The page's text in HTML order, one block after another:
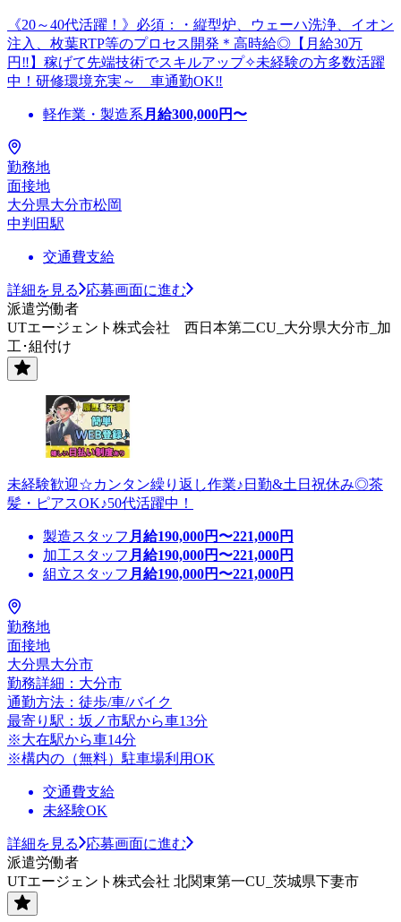
《20～40代活躍！》必須：・縦型炉、ウェーハ洗浄、イオン
注入、枚葉RTP等のプロセス開発＊高時給◎【月給30万
円‼】稼げて先端技術でスキルアップ✧未経験の方多数活躍
中！研修環境充実～ 車通勤OK‼
軽作業・製造系 月給300,000円〜
勤務地
面接地
大分県大分市松岡
中判田駅
交通費支給
詳細を見る
応募画面に進む
派遣労働者
UTエージェント株式会社 西日本第二CU_大分県大分市_加
工･組付け
未経験歓迎☆カンタン繰り返し作業♪日勤&土日祝休み◎茶
髪・ピアスOK♪50代活躍中！
製造スタッフ 月給190,000円〜221,000円
加工スタッフ 月給190,000円〜221,000円
組立スタッフ 月給190,000円〜221,000円
勤務地
面接地
大分県大分市
勤務詳細：大分市
通勤方法：徒歩/車/バイク
最寄り駅：坂ノ市駅から車13分
※大在駅から車14分
※構内の（無料）駐車場利用OK
交通費支給
未経験OK
詳細を見る
応募画面に進む
派遣労働者
UTエージェント株式会社 北関東第一CU_茨城県下妻市